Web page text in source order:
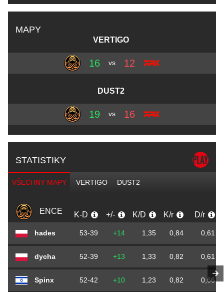
MAPY
VERTIGO
16 vs 12
DUST2
19 vs 16
STATISTIKY
VŠECHNY MAPY VERTIGO DUST2
ENCE K-D +/- K/D K/r D/r
hades 53-39 +14 1,35 0,84 0,61
dycha 52-39 +13 1,33 0,82 0,61
Spinx 52-42 +10 1,23 0,82 0,66